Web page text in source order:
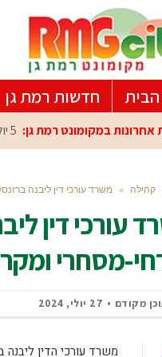
חדשות רמת גן
אחרונות במקומונט רמת גן: 5 יולי, 2026
קהילה » משרד עורכי דין ליבנה
עורכי דין
מסחרי
מקודם 27 יולי, 2024
משרד עורכי הדין